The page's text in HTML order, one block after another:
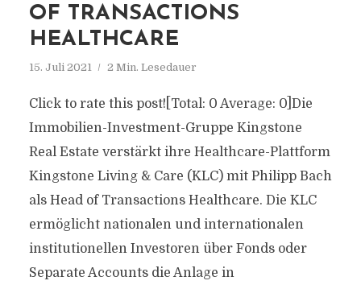
OF TRANSACTIONS
HEALTHCARE
15. Juli 2021 2 Min. Lesedauer
Click to rate this post![Total: 0 Average: 0]Die
Immobilien-Investment-Gruppe Kingstone
Real Estate verstärkt ihre Healthcare-Plattform
Kingstone Living & Care (KLC) mit Philipp Bach
als Head of Transactions Healthcare. Die KLC
ermöglicht nationalen und internationalen
institutionellen Investoren über Fonds oder
Separate Accounts die Anlage in